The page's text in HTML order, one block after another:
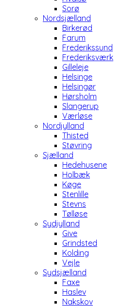
Sorø
Nordsjælland
Birkerød
Farum
Frederikssund
Frederiksværk
Gilleleje
Helsinge
Helsingør
Hørsholm
Slangerup
Værløse
Nordjylland
Thisted
Støvring
Sjælland
Hedehusene
Holbæk
Køge
Stenlille
Stevns
Tølløse
Sydjylland
Give
Grindsted
Kolding
Vejle
Sydsjælland
Faxe
Haslev
Nakskov